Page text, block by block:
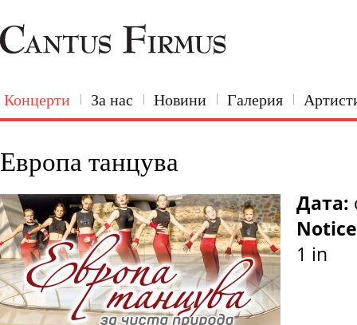
Концерти За нас Новини Галерия
Европа танцува
Дата:
Notice
1 in